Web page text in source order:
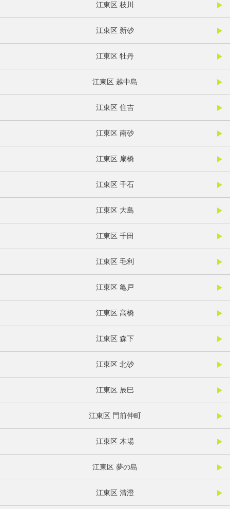
江東区 枝川
江東区 新砂
江東区 牡丹
江東区 越中島
江東区 住吉
江東区 南砂
江東区 扇橋
江東区 千石
江東区 大島
江東区 千田
江東区 毛利
江東区 亀戸
江東区 高橋
江東区 森下
江東区 北砂
江東区 辰巳
江東区 門前仲町
江東区 木場
江東区 夢の島
江東区 清澄